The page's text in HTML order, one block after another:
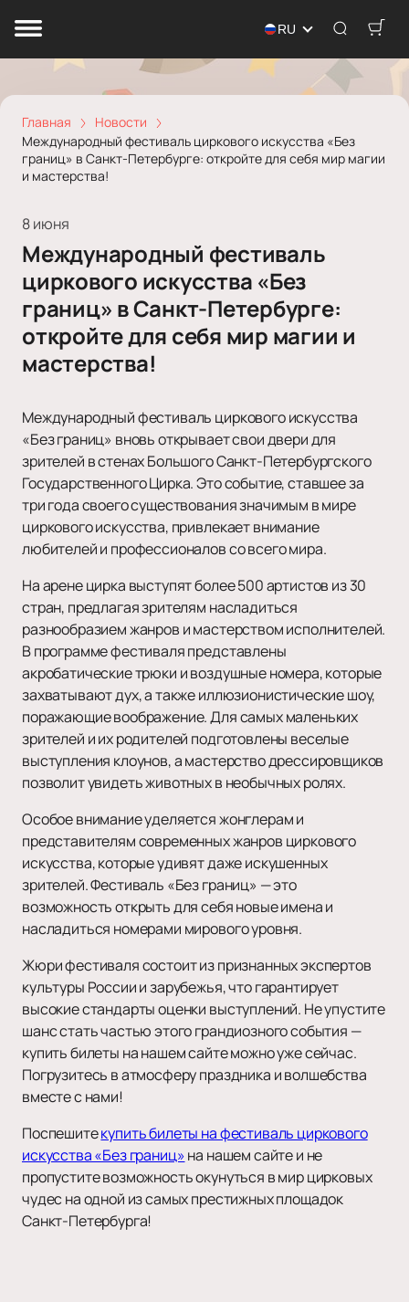
RU
Главная
Новости
Международный фестиваль циркового искусства «Без
границ» в Санкт-Петербурге: откройте для себя мир магии
и мастерства!
8 июня
Международный фестиваль
циркового искусства «Без
границ» в Санкт-Петербурге:
откройте для себя мир магии и
мастерства!
Международный фестиваль циркового искусства
«Без границ» вновь открывает свои двери для
зрителей в стенах Большого Санкт-Петербургского
Государственного Цирка. Это событие, ставшее за
три года своего существования значимым в мире
циркового искусства, привлекает внимание
любителей и профессионалов со всего мира.
На арене цирка выступят более 500 артистов из 30
стран, предлагая зрителям насладиться
разнообразием жанров и мастерством исполнителей.
В программе фестиваля представлены
акробатические трюки и воздушные номера, которые
захватывают дух, а также иллюзионистические шоу,
поражающие воображение. Для самых маленьких
зрителей и их родителей подготовлены веселые
выступления клоунов, а мастерство дрессировщиков
позволит увидеть животных в необычных ролях.
Особое внимание уделяется жонглерам и
представителям современных жанров циркового
искусства, которые удивят даже искушенных
зрителей. Фестиваль «Без границ» — это
возможность открыть для себя новые имена и
насладиться номерами мирового уровня.
Жюри фестиваля состоит из признанных экспертов
культуры России и зарубежья, что гарантирует
высокие стандарты оценки выступлений. Не упустите
шанс стать частью этого грандиозного события —
купить билеты на нашем сайте можно уже сейчас.
Погрузитесь в атмосферу праздника и волшебства
вместе с нами!
Поспешитекупить билеты на фестиваль циркового
искусства «Без границ»на нашем сайте и не
пропустите возможность окунуться в мир цирковых
чудес на одной из самых престижных площадок
Санкт-Петербурга!